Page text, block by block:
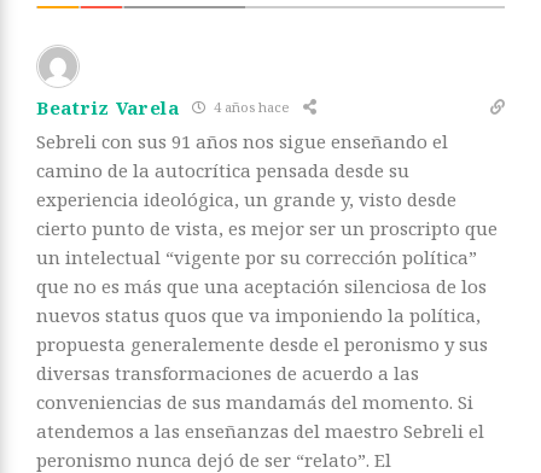
Beatriz Varela 4 años hace
Sebreli con sus 91 años nos sigue enseñando el
camino de la autocrítica pensada desde su
experiencia ideológica, un grande y, visto desde
cierto punto de vista, es mejor ser un proscripto que
un intelectual “vigente por su corrección política”
que no es más que una aceptación silenciosa de los
nuevos status quos que va imponiendo la política,
propuesta generalemente desde el peronismo y sus
diversas transformaciones de acuerdo a las
conveniencias de sus mandamás del momento. Si
atendemos a las enseñanzas del maestro Sebreli el
peronismo nunca dejó de ser “relato”. El